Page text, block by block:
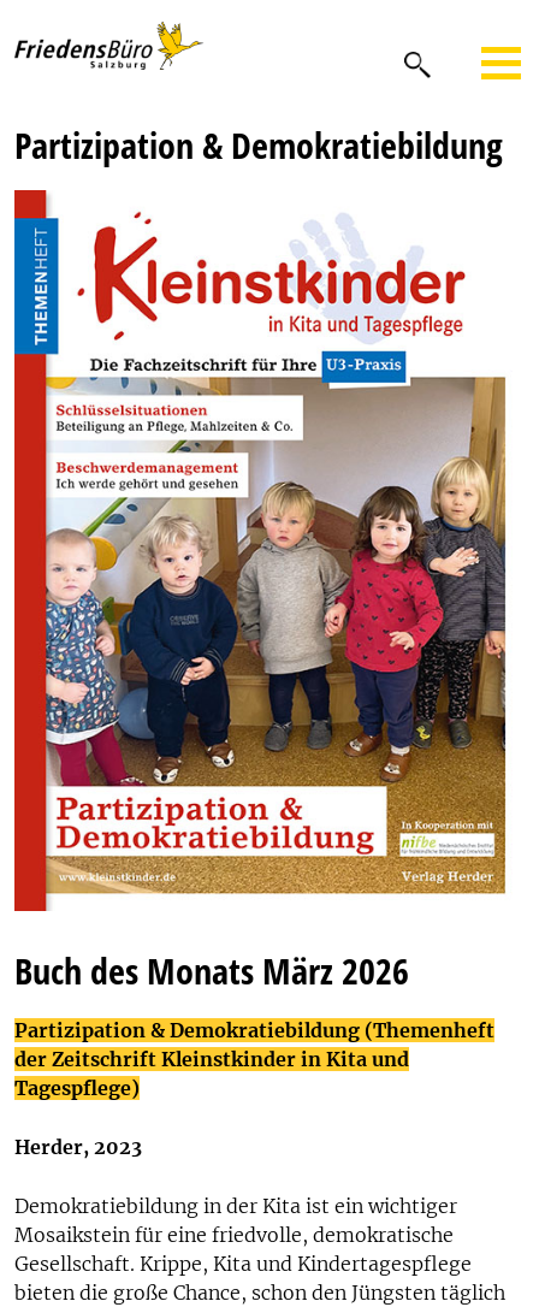
Partizipation & Demokratiebildung
Buch des Monats März 2026
Partizipation & Demokratiebildung (Themenheft
der Zeitschrift Kleinstkinder in Kita und
Tagespflege)
Herder, 2023
Demokratiebildung in der Kita ist ein wichtiger
Mosaikstein für eine friedvolle, demokratische
Gesellschaft. Krippe, Kita und Kindertagespflege
bieten die große Chance, schon den Jüngsten täglich